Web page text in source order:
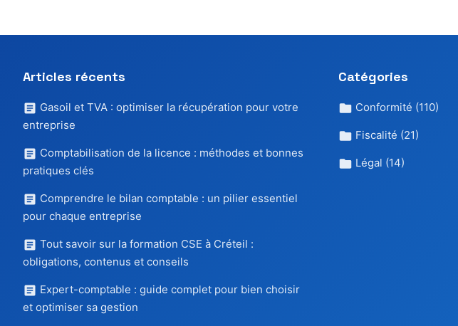
Articles récents
Gasoil et TVA : optimiser la récupération pour votre
entreprise
Comptabilisation de la licence : méthodes et bonnes
pratiques clés
Comprendre le bilan comptable : un pilier essentiel
pour chaque entreprise
Tout savoir sur la formation CSE à Créteil :
obligations, contenus et conseils
Expert-comptable : guide complet pour bien choisir
et optimiser sa gestion
Catégories
Conformité (110)
Fiscalité (21)
Légal (14)